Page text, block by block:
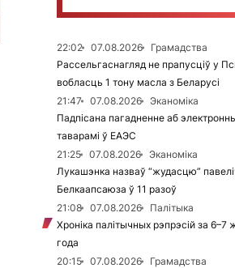
22:02 07.08.2026
Грамадства
Рассельгаснагляд не прапусціў у
вобласць 1 тону масла з Беларусі
21:47
07.08.2026
Эканоміка
Падпісана пагадненне аб
таварамі ў ЕАЭС
21:25
07.08.2026
Эканоміка
Лукашэнка назваў “жудасцю”
Белкаапсаюза ў 11 разоў
21:08
07.08.2026
Палітыка
Хроніка палітычных рэпрэсій за 6–7
года
20:15
07.08.2026
Грамадства